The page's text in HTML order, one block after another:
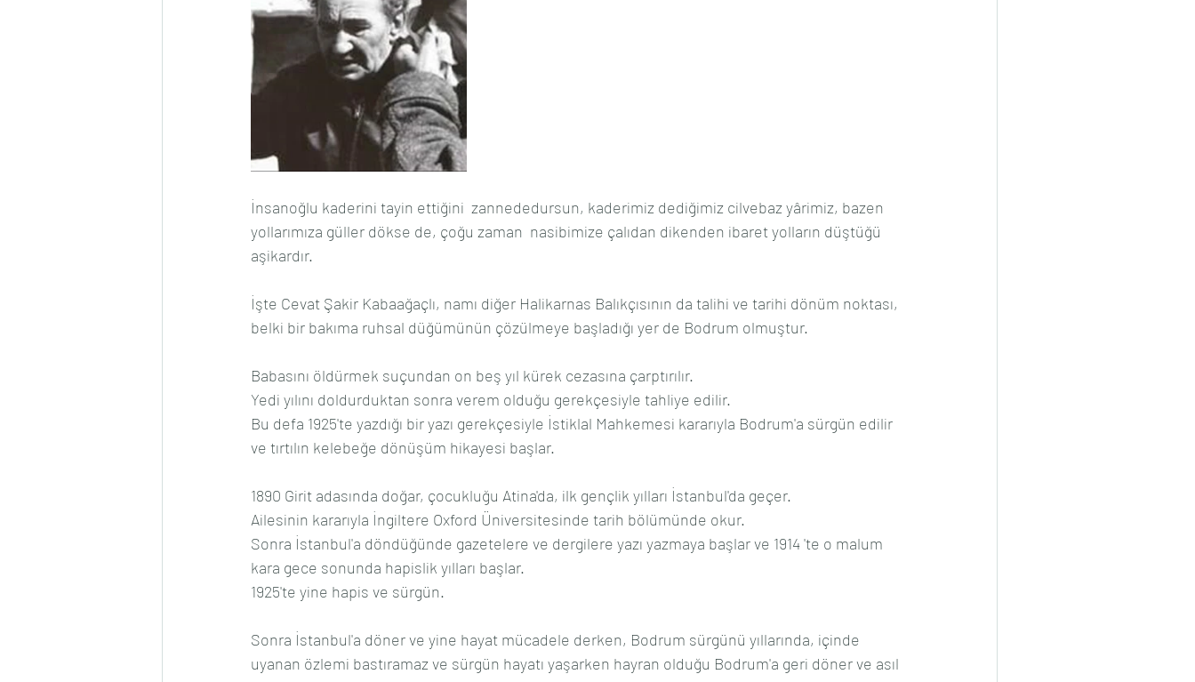
İnsanoğlu kaderini tayin ettiğini  zannededursun, kaderimiz dediğimiz cilvebaz yârimiz, bazen
yollarımıza güller dökse de, çoğu zaman  nasibimize çalıdan dikenden ibaret yolların düştüğü
aşikardır.
İşte Cevat Şakir Kabaağaçlı, namı diğer Halikarnas Balıkçısının da talihi ve tarihi dönüm noktası,
belki bir bakıma ruhsal düğümünün çözülmeye başladığı yer de Bodrum olmuştur.
Babasını öldürmek suçundan on beş yıl kürek cezasına çarptırılır.
Yedi yılını doldurduktan sonra verem olduğu gerekçesiyle tahliye edilir.
Bu defa 1925'te yazdığı bir yazı gerekçesiyle İstiklal Mahkemesi kararıyla Bodrum'a sürgün edilir
ve tırtılın kelebeğe dönüşüm hikayesi başlar.
1890 Girit adasında doğar, çocukluğu Atina'da, ilk gençlik yılları İstanbul'da geçer.
Ailesinin kararıyla İngiltere Oxford Üniversitesinde tarih bölümünde okur.
Sonra İstanbul'a döndüğünde gazetelere ve dergilere yazı yazmaya başlar ve 1914 'te o malum
kara gece sonunda hapislik yılları başlar.
1925'te yine hapis ve sürgün.
Sonra İstanbul'a döner ve yine hayat mücadele derken, Bodrum sürgünü yıllarında, içinde
uyanan özlemi bastıramaz ve sürgün hayatı yaşarken hayran olduğu Bodrum'a geri döner ve asıl